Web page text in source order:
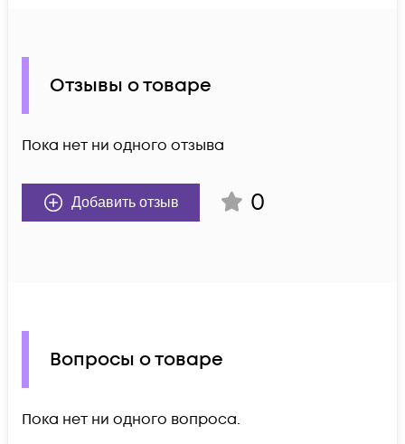
Отзывы о товаре
Пока нет ни одного отзыва
Добавить отзыв 0
Вопросы о товаре
Пока нет ни одного вопроса.